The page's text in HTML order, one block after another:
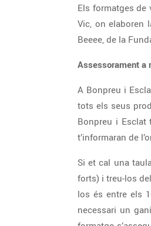
Els formatges de
Vic, on elaboren
Beeee, de la
Assessorament a
A Bonpreu i
tots els seus
Bonpreu i Esclat
t’informaran de
Si et cal una
forts) i treu-los
los és entre els
necessari un